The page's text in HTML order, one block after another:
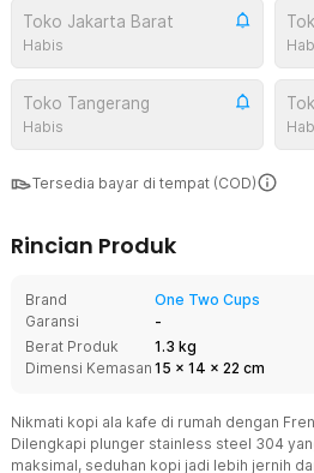
Toko Jakarta Barat
Habis
Toko Tangerang
Habis
Tersedia bayar di tempat (COD)
Rincian Produk
Brand
One Two Cups
Garansi
-
Berat Produk
1.3 kg
Dimensi Kemasan 15 x 14 x 22 cm
Nikmati kopi ala kafe di rumah dengan
Dilengkapi plunger stainless steel 304
maksimal, seduhan kopi jadi lebih jernih